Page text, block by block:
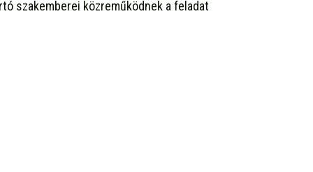
szakemberei közreműködnek a feladat